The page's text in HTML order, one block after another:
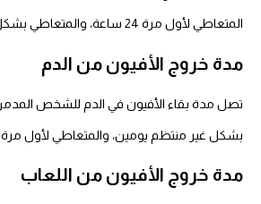
المتعاطي لأول مرة 24 ساعة، والمتعاطي بشكل غير منتظم يومين.
مدة خروج الأفيون من الدم
بشكل غير منتظم يومين، والمتعاطي لأول مرة 6 ساعات.
مدة خروج الأفيون من اللعاب